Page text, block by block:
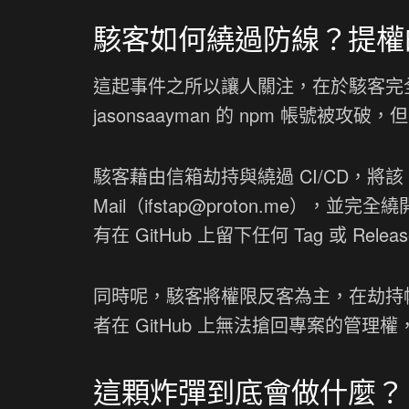
駭客如何繞過防線？提
這起事件之所以讓人關注，在於駭客
jasonsaayman 的 npm 帳號被攻破，
駭客藉由信箱劫持與繞過 CI/CD，將
Mail（ifstap@proton.me），並完全繞
有在 GitHub 上留下任何 Tag 或
同時呢，駭客將權限反客為主，在劫
者在 GitHub 上無法搶回專案的管理
這顆炸彈到底會做什麼？